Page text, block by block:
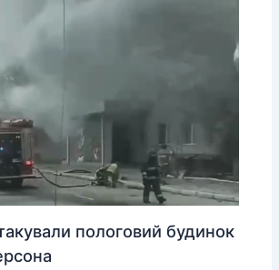
пологовий будинок